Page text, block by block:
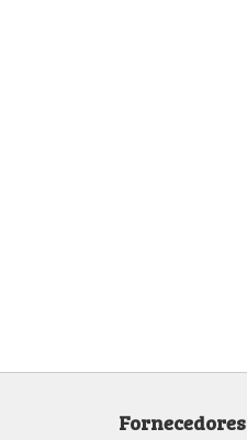
Fornecedores